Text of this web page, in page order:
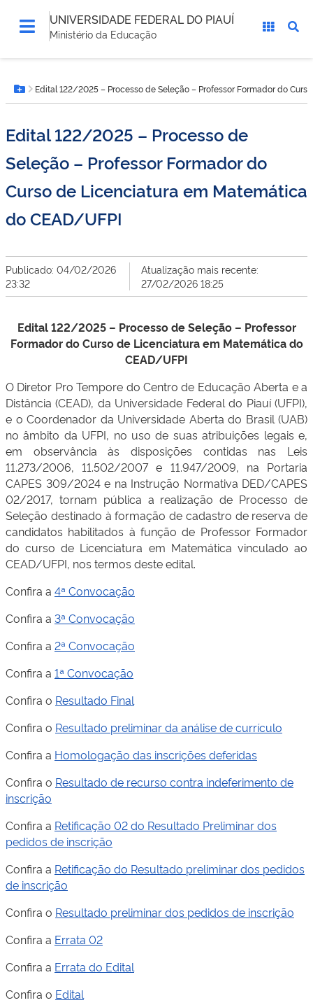
UNIVERSIDADE FEDERAL DO PIAUÍ
Ministério da Educação
está
aqui:Botão Menu
Edital 122/2025 – Processo de Seleção – Professor Formador do
Edital 122/2025 – Processo de
Seleção – Professor Formador do
Curso de Licenciatura em Matemática
do CEAD/UFPI
Publicado: 04/02/2026
23:32
Atualização mais recente:
27/02/2026 18:25
Edital 122/2025 – Processo de Seleção – Professor
Formador do Curso de Licenciatura em Matemática do
CEAD/UFPI
O Diretor Pro Tempore do Centro de Educação Aberta e a
Distância (CEAD), da Universidade Federal do Piauí (UFPI),
e o Coordenador da Universidade Aberta do Brasil (UAB)
no âmbito da UFPI, no uso de suas atribuições legais e,
em observância às disposições contidas nas Leis
11.273/2006, 11.502/2007 e 11.947/2009, na Portaria
CAPES 309/2024 e na Instrução Normativa DED/CAPES
02/2017, tornam pública a realização de Processo de
Seleção destinado à formação de cadastro de reserva de
candidatos habilitados à função de Professor Formador
do curso de Licenciatura em Matemática vinculado ao
CEAD/UFPI, nos termos deste edital.
Confira a 4ª Convocação
Confira a 3ª Convocação
Confira a 2ª Convocação
Confira a 1ª Convocação
Confira o Resultado Final
Confira o Resultado preliminar da análise de currículo
Confira a Homologação das inscrições deferidas
Confira o Resultado de recurso contra indeferimento de
inscrição
Confira a Retificação 02 do Resultado Preliminar dos
pedidos de inscrição
Confira a Retificação do Resultado preliminar dos pedidos
de inscrição
Confira o Resultado preliminar dos pedidos de inscrição
Confira a Errata 02
Confira a Errata do Edital
Confira o Edital